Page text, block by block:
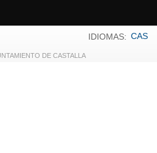
DE CASTALLA
IDIOMAS: CAS